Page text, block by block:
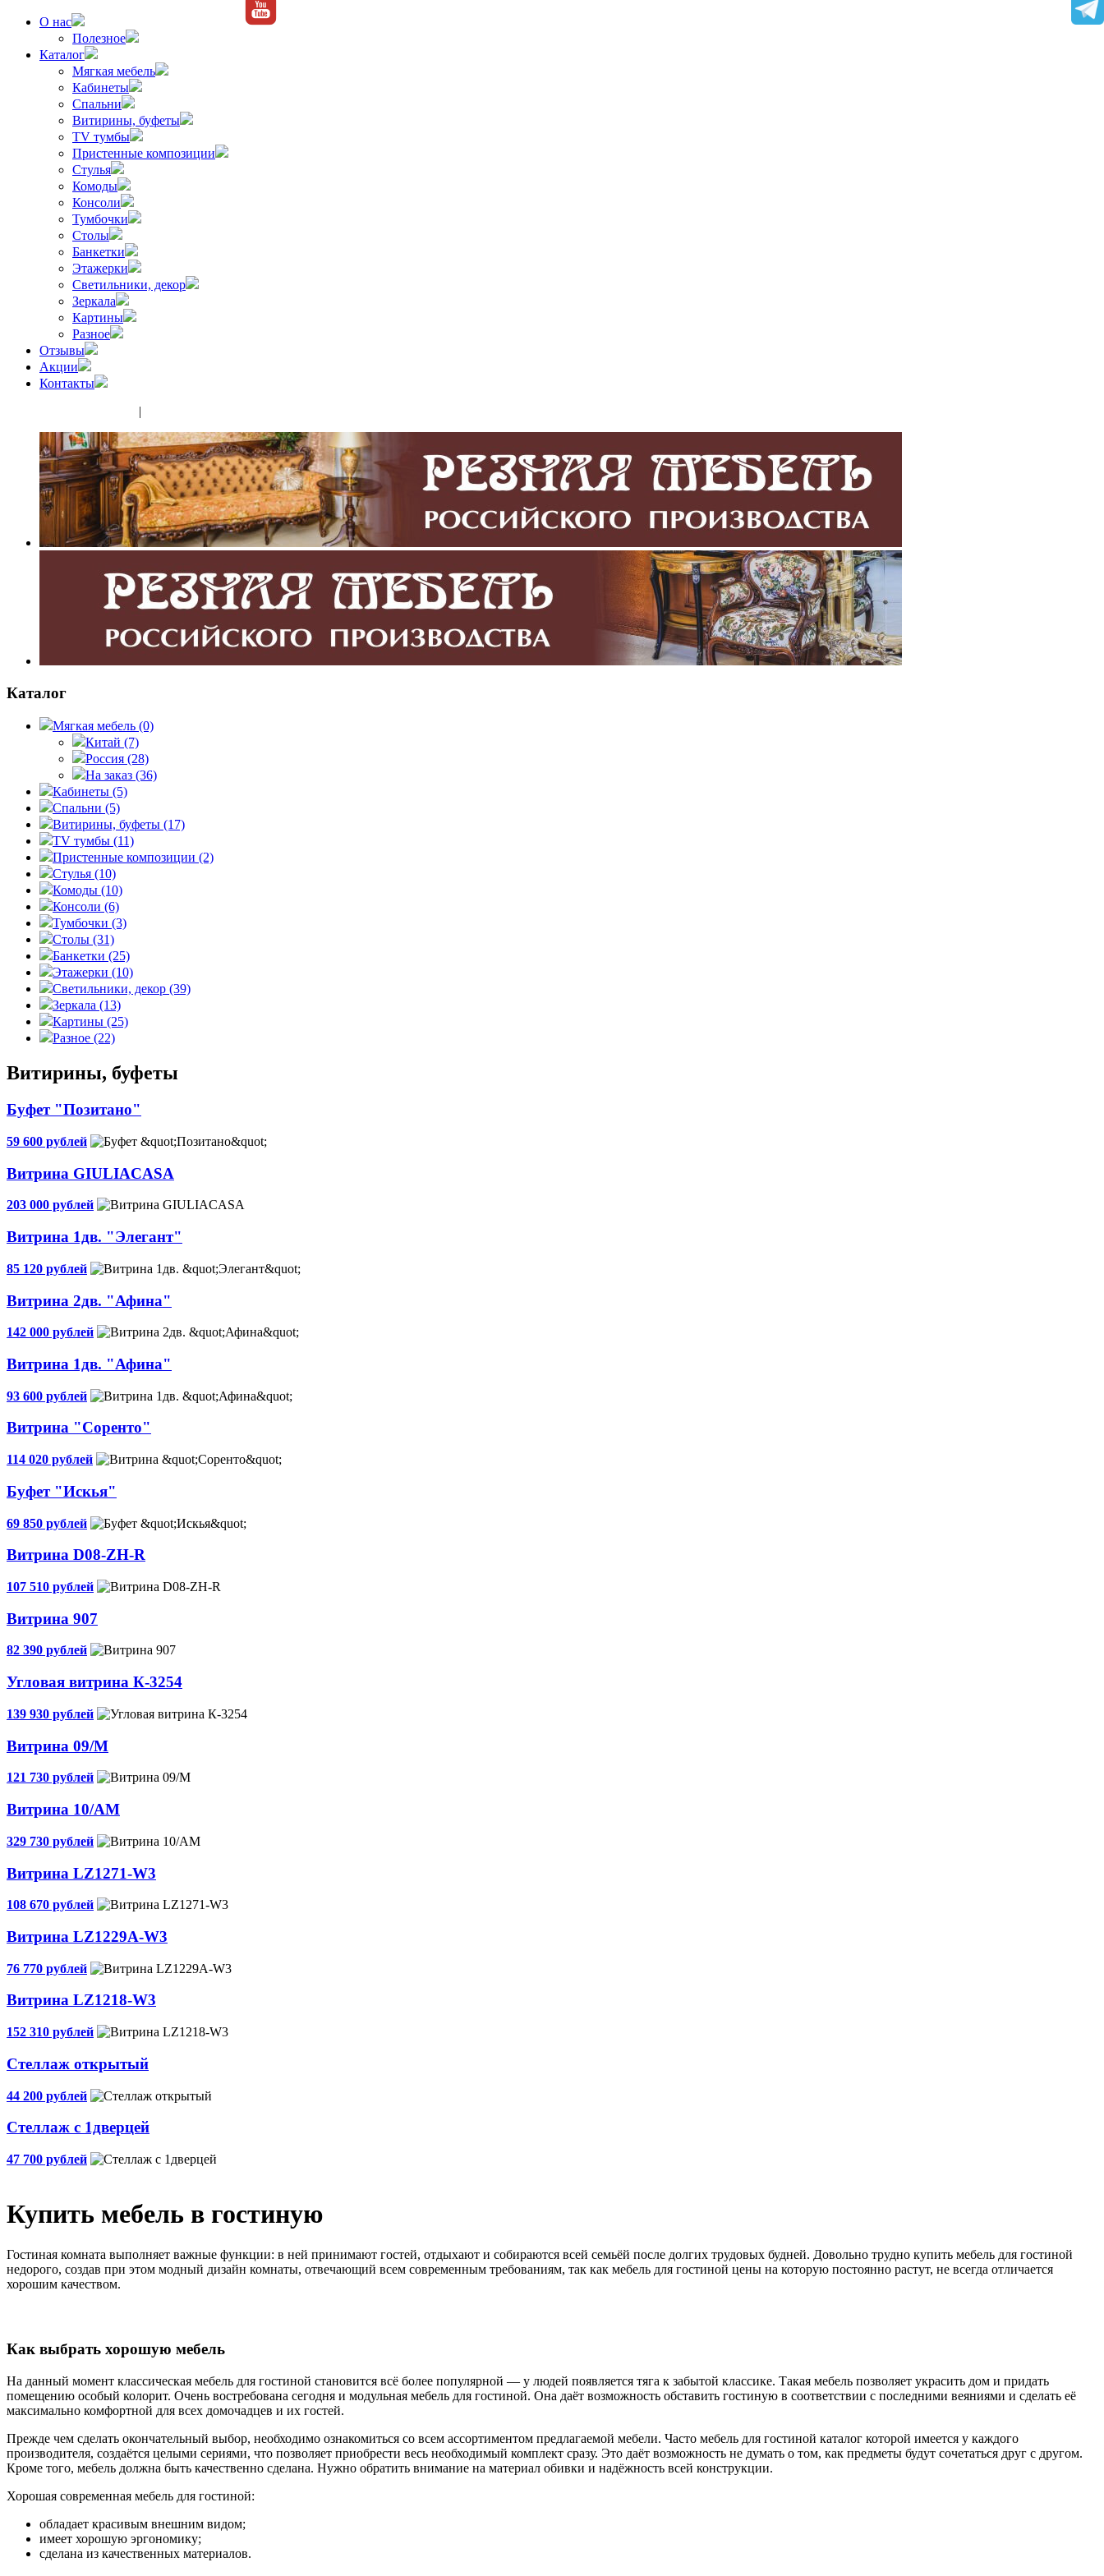
О нас
Полезное
Каталог
Мягкая мебель
Кабинеты
Спальни
Витирины, буфеты
TV тумбы
Пристенные композиции
Стулья
Комоды
Консоли
Тумбочки
Столы
Банкетки
Этажерки
Светильники, декор
Зеркала
Картины
Разное
Отзывы
Акции
Контакты
|
Каталог
Мягкая мебель (0)
Китай (7)
Россия (28)
На заказ (36)
Кабинеты (5)
Спальни (5)
Витирины, буфеты (17)
TV тумбы (11)
Пристенные композиции (2)
Стулья (10)
Комоды (10)
Консоли (6)
Тумбочки (3)
Столы (31)
Банкетки (25)
Этажерки (10)
Светильники, декор (39)
Зеркала (13)
Картины (25)
Разное (22)
Витирины, буфеты
Буфет "Позитано"
59 600 рублей
Витрина GIULIACASA
203 000 рублей
Витрина 1дв. "Элегант"
85 120 рублей
Витрина 2дв. "Афина"
142 000 рублей
Витрина 1дв. "Афина"
93 600 рублей
Витрина "Соренто"
114 020 рублей
Буфет "Искья"
69 850 рублей
Витрина D08-ZH-R
107 510 рублей
Витрина 907
82 390 рублей
Угловая витрина К-3254
139 930 рублей
Витрина 09/М
121 730 рублей
Витрина 10/АМ
329 730 рублей
Витрина LZ1271-W3
108 670 рублей
Витрина LZ1229A-W3
76 770 рублей
Витрина LZ1218-W3
152 310 рублей
Стеллаж открытый
44 200 рублей
Стеллаж с 1дверцей
47 700 рублей
Купить мебель в гостиную
Гостиная комната выполняет важные функции: в ней принимают гостей, отдыхают и собираются всей семьёй после долгих трудовых будней. Довольно трудно купить мебель для гостиной
недорого, создав при этом модный дизайн комнаты, отвечающий всем современным требованиям, так как мебель для гостиной цены на которую постоянно растут, не всегда отличается
хорошим качеством.
Как выбрать хорошую мебель
На данный момент классическая мебель для гостиной становится всё более популярной — у людей появляется тяга к забытой классике. Такая мебель позволяет украсить дом и придать
помещению особый колорит. Очень востребована сегодня и модульная мебель для гостиной. Она даёт возможность обставить гостиную в соответствии с последними веяниями и сделать её
максимально комфортной для всех домочадцев и их гостей.
Прежде чем сделать окончательный выбор, необходимо ознакомиться со всем ассортиментом предлагаемой мебели. Часто мебель для гостиной каталог которой имеется у каждого
производителя, создаётся целыми сериями, что позволяет приобрести весь необходимый комплект сразу. Это даёт возможность не думать о том, как предметы будут сочетаться друг с другом.
Кроме того, мебель должна быть качественно сделана. Нужно обратить внимание на материал обивки и надёжность всей конструкции.
Хорошая современная мебель для гостиной:
обладает красивым внешним видом;
имеет хорошую эргономику;
сделана из качественных материалов.